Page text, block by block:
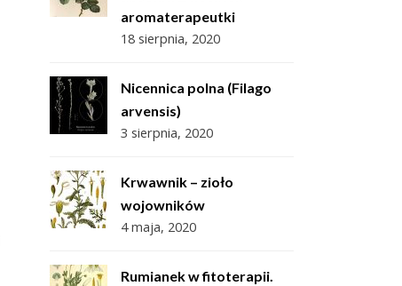
aromaterapeutki
18 sierpnia, 2020
Nicennica polna (Filago
arvensis)
3 sierpnia, 2020
Krwawnik – zioło
wojowników
4 maja, 2020
Rumianek w fitoterapii.